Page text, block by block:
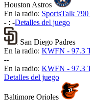
Houston Astros
En la radio: SportsTalk
- : -Detalles del juego
San Diego Padres
En la radio: KWFN - 97.3
--
En la radio: KWFN - 97.3
Detalles del juego
Baltimore Orioles